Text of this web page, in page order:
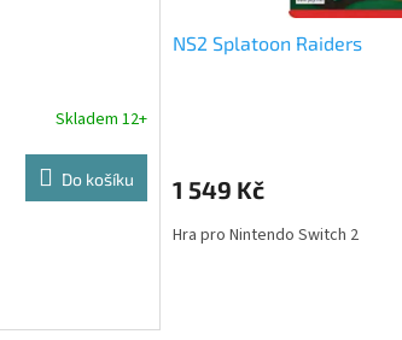
Skladem 12+
Do košíku
NS2 Splatoon Raiders
1 549 Kč
Hra pro Nintendo Switch 2